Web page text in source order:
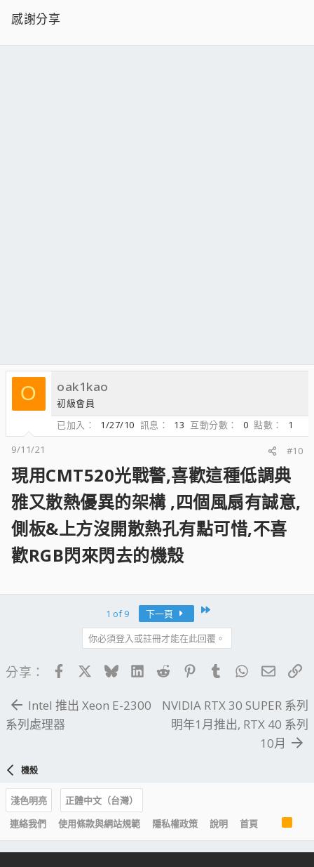
感謝分享
O oak1kao
初級會員
已加入
1/27/10 訊息 13 互動分數 0 點數
1
9/11/21
#10
現用CMT520光戰警,喜歡這種低調典
雅又散熱優異的架構 ,四個風扇有誠意,
側板&上方沒開散熱孔有點可惜,不喜
歡RGB閃來閃去的機殼​
1 of 9 下一頁
你必須登入或註冊才能在此回覆。
分享： FacebookBlueskyLinkedIn
Reddit PinterestTumblrWhatsApp
電子
Intel 推出 Xeon E-2300
系列處理器
NVIDIA RTX 30 SUPER 系列
明年1月推出, RTX 40 系列
10月
機殼
淺色明亮
正體中文（台灣）
連絡我們
使用條款與網站規範 隱私權政策 說明 首頁
R
S
S